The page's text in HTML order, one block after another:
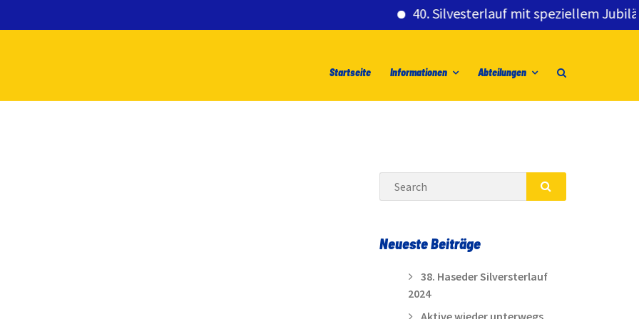
40. Silvesterlauf mit speziellem
Startseite Informationen Abteilungen
Search
SEARCH
Neueste Beiträge
38. Haseder Silversterlauf
2024
Aktive wieder unterwegs